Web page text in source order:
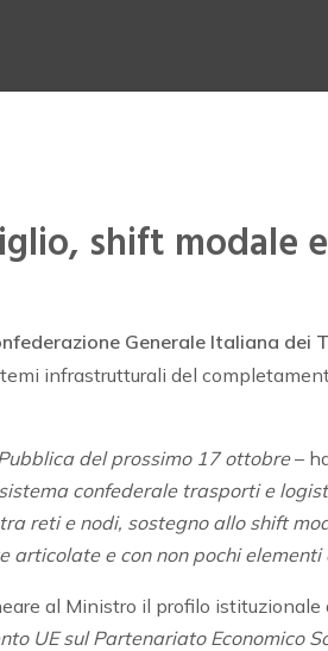
shift modale
Generale Italiana dei
infrastrutturali del
del prossimo 17 ottobre–
confederale trasporti e
reti e nodi, sostegno allo shift
e con non pochi elementi
al Ministro il profilo istituzionale
UE sul Partenariato Economico